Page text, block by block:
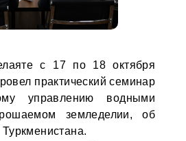
с 17 по 18 октября
практический семинар
управлению водными
земледелии, об
Туркменистана.